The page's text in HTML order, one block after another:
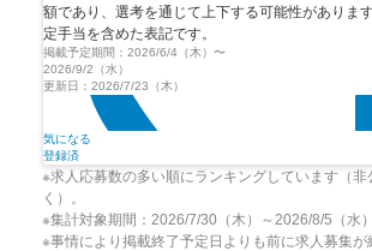
額であり、選考を通じて上下する可能性がありま
定手当を含めた表記です。
掲載予定期間： 2026/6/4（木） 〜
2026/9/2（水）
更新日： 2026/7/23（木）
気になる
登録済
※求人応募数の多い順にランキングしています（非
く）。
※集計対象期間：2026/7/30（木）～2026/8/5（水）
※事情により掲載終了予定日よりも前に求人募集が